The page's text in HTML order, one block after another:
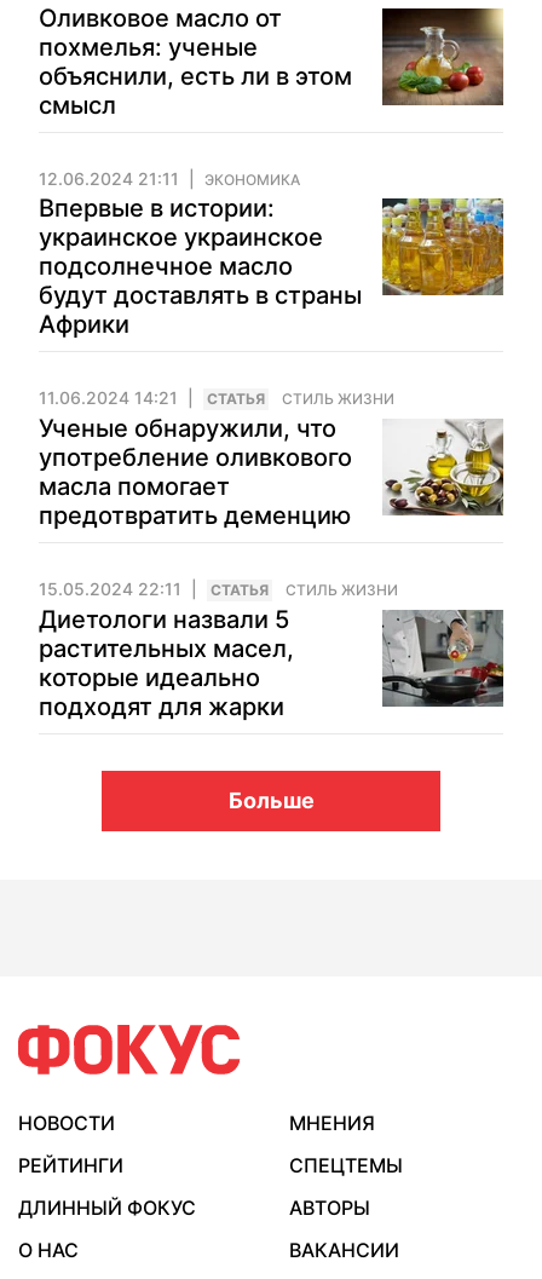
Оливковое масло от
похмелья: ученые
объяснили, есть ли в этом
смысл
12.06.2024 21:11 ЭКОНОМИКА
Впервые в истории:
украинское украинское
подсолнечное масло
будут доставлять в страны
Африки
11.06.2024 14:21 CТАТЬЯ СТИЛЬ ЖИЗНИ
Ученые обнаружили, что
употребление оливкового
масла помогает
предотвратить деменцию
15.05.2024 22:11 CТАТЬЯ СТИЛЬ ЖИЗНИ
Диетологи назвали 5
растительных масел,
которые идеально
подходят для жарки
Больше
НОВОСТИ
МНЕНИЯ
РЕЙТИНГИ
СПЕЦТЕМЫ
ДЛИННЫЙ ФОКУС
АВТОРЫ
О НАС
ВАКАНСИИ